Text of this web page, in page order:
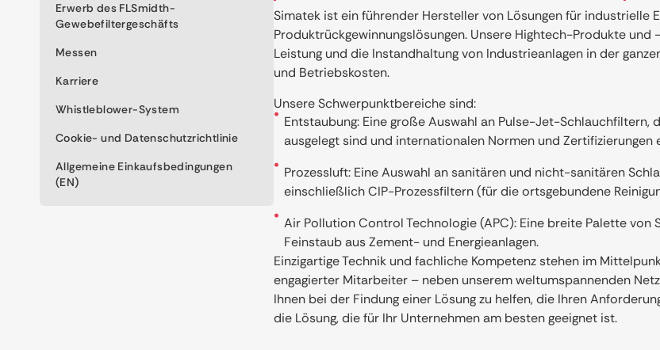
Erwerb des FLSmidth-
Gewebefiltergeschäfts
Messen
Karriere
Whistleblower-System
Cookie- und Datenschutzrichtlinie
Allgemeine Einkaufsbedingungen
(EN)
Simatek ist ein führender Hersteller von Lösungen für industrielle
Produktrückgewinnungslösungen. Unsere Hightech-Produkte
Leistung und die Instandhaltung von Industrieanlagen in der
und Betriebskosten.
Unsere Schwerpunktbereiche sind:
Entstaubung: Eine große Auswahl an Pulse-Jet-
ausgelegt sind und internationalen Normen und Zertifizierungen
Prozessluft: Eine Auswahl an sanitären und nicht-sanitären
einschließlich CIP-Prozessfiltern (für die ortsgebundene
Air Pollution Control Technologie (APC): Eine breite Palette von
Feinstaub aus Zement- und Energieanlagen.
Einzigartige Technik und fachliche Kompetenz stehen im
engagierter Mitarbeiter – neben unserem weltumspannenden
Ihnen bei der Findung einer Lösung zu helfen, die Ihren
die Lösung, die für Ihr Unternehmen am besten geeignet ist.